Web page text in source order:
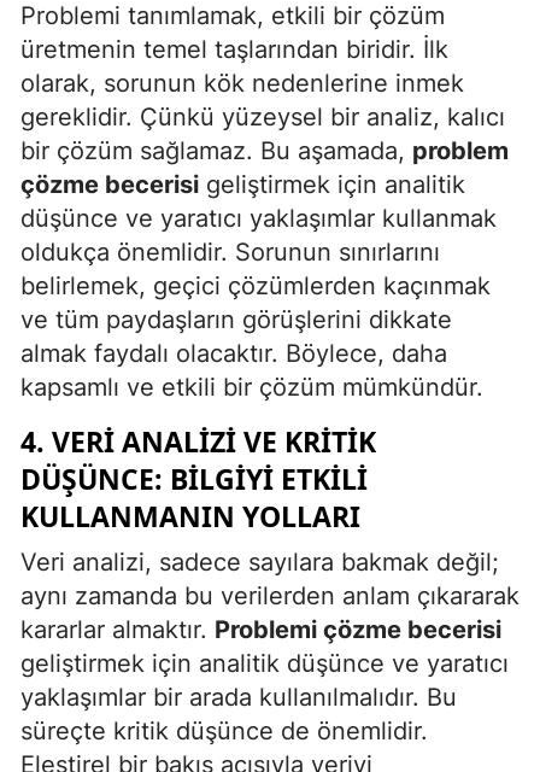
Osmaniye
Düzce
Problemi tanımlamak, etkili bir çözüm
üretmenin temel taşlarından biridir. İlk
olarak, sorunun kök nedenlerine inmek
gereklidir. Çünkü yüzeysel bir analiz, kalıcı
bir çözüm sağlamaz. Bu aşamada, problem
çözme becerisi geliştirmek için analitik
düşünce ve yaratıcı yaklaşımlar kullanmak
oldukça önemlidir. Sorunun sınırlarını
belirlemek, geçici çözümlerden kaçınmak
ve tüm paydaşların görüşlerini dikkate
almak faydalı olacaktır. Böylece, daha
kapsamlı ve etkili bir çözüm mümkündür.
4. VERI ANALIZI VE KRITIK
DÜŞÜNCE: BILGIYI ETKILI
KULLANMANIN YOLLARI
Veri analizi, sadece sayılara bakmak değil;
aynı zamanda bu verilerden anlam çıkararak
kararlar almaktır. Problemi çözme becerisi
geliştirmek için analitik düşünce ve yaratıcı
yaklaşımlar bir arada kullanılmalıdır. Bu
süreçte kritik düşünce de önemlidir.
Eleştirel bir bakış açısıyla veriyi